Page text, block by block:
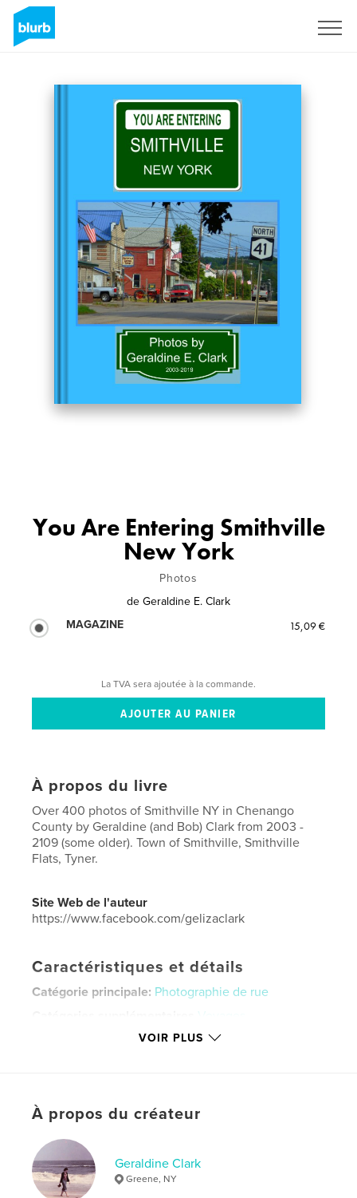
You Are Entering Smithville
New York
Photos
de Geraldine E. Clark
MAGAZINE
15,09 €
La TVA sera ajoutée à la commande.
À propos du livre
Over 400 photos of Smithville NY in Chenango
County by Geraldine (and Bob) Clark from 2003 -
2109 (some older). Town of Smithville, Smithville
Flats, Tyner.
Site Web de l'auteur
https://www.facebook.com/gelizaclark
Caractéristiques et détails
Catégorie principale: Photographie de rue
Voyages
Lettre US, 22×28 cm
Langue
Mots-clés
,
buildings
VOIR PLUS
À propos du créateur
Geraldine Clark
Greene, NY